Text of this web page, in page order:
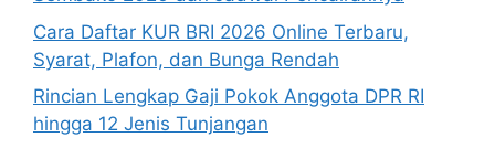
Cara Daftar KUR BRI 2026 Online Terbaru,
Syarat, Plafon, dan Bunga Rendah
Rincian Lengkap Gaji Pokok Anggota DPR RI
hingga 12 Jenis Tunjangan